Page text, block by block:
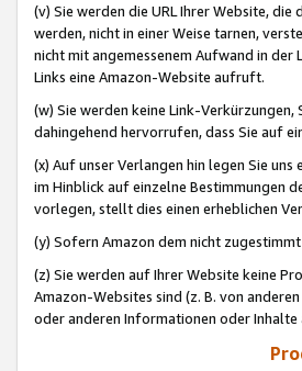
(v) Sie werden die URL Ihrer Website,
werden, nicht in einer Weise tarnen,
nicht mit angemessenem Aufwand in der
Links eine Amazon-Website aufruft.
(w) Sie werden keine Link-
dahingehend hervorrufen, dass Sie auf
(x) Auf unser Verlangen hin legen Sie
im Hinblick auf einzelne Bestimmungen
vorlegen, stellt dies einen erheblichen
(y) Sofern Amazon dem nicht
(z) Sie werden auf Ihrer Website keine
Amazon-Websites sind (z. B. von
oder anderen Informationen oder Inhalte